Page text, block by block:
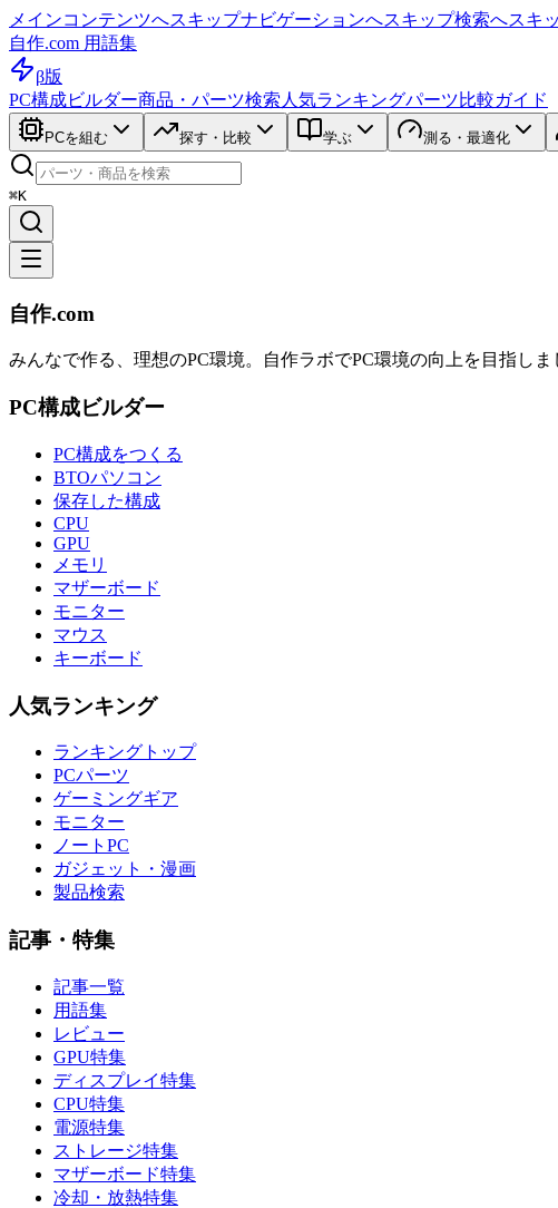
メインコンテンツへスキップナビゲーションへスキップ検索へスキ
自作.com 用語集
β版
PC構成ビルダー商品・パーツ検索 人気ランキングパーツ比較ガイド
PCを組む 探す・比較 学ぶ 測る・最適化
⌘K
自作.com
みんなで作る、理想のPC環境。 自作ラボでPC環境の向上を目指しま
PC構成ビルダー
PC構成をつくる
BTOパソコン
保存した構成
CPU
GPU
メモリ
マザーボード
モニター
マウス
キーボード
人気ランキング
ランキングトップ
PCパーツ
ゲーミングギア
モニター
ノートPC
ガジェット・漫画
製品検索
記事・特集
記事一覧
用語集
レビュー
GPU特集
ディスプレイ特集
CPU特集
電源特集
ストレージ特集
マザーボード特集
冷却・放熱特集